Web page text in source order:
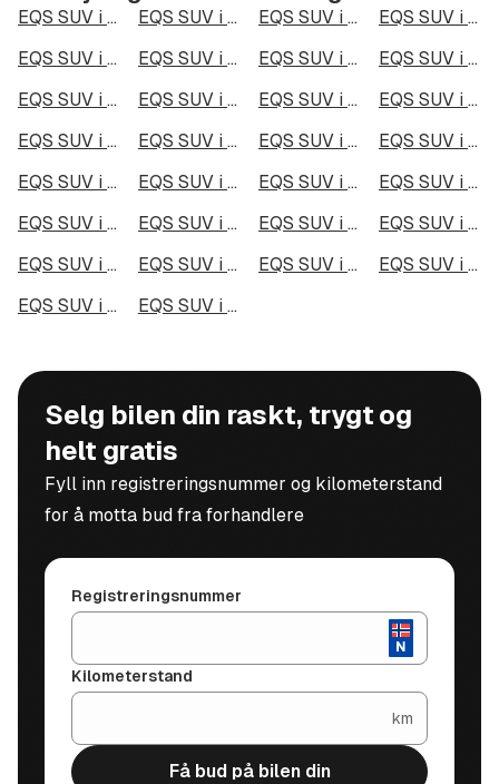
EQS SUV i Oslo EQS SUV i Bergen EQS SUV i Trondheim
EQS SUV i Stavanger
EQS SUV i Kristiansand
EQS SUV i Fredrikstad EQS SUV i Drammen
EQS SUV i Skien
EQS SUV i Tromsø
EQS SUV i Ålesund EQS SUV i Moss
EQS SUV i Porsgrunn
EQS SUV i Bodø
EQS SUV i Arendal EQS SUV i Hamar
EQS SUV i Larvik
EQS SUV i Halden
EQS SUV i Lillehammer EQS SUV i Molde
EQS SUV i Kongsberg
EQS SUV i Harstad
EQS SUV i Gjøvik EQS SUV i Sarpsborg
EQS SUV i Sandefjord
EQS SUV i Kristiansund
EQS SUV i Tromsdalen EQS SUV i Narvik
EQS SUV i Steinkjer
EQS SUV i Haugesund
EQS SUV i Alta
Selg bilen din raskt, trygt og
helt gratis
Fyll inn registreringsnummer og kilometerstand
for å motta bud fra forhandlere
Registreringsnummer
Kilometerstand
km
Få bud på bilen din